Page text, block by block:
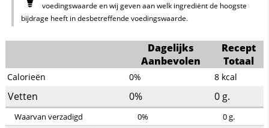
voedingswaarde en wij geven aan welk ingrediënt de hoogste
bijdrage heeft in desbetreffende voedingswaarde.
Dagelijks
Aanbevolen
Recept
Totaal
Calorieën 0% 8 kcal
Vetten 0% 0 g.
Waarvan verzadigd 0% 0g.